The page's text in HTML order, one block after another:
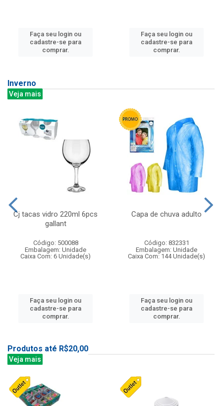
Faça seu login ou
cadastre-se para
comprar.
Faça seu login ou
cadastre-se para
comprar.
Inverno
Veja mais
Cj tacas vidro 220ml 6pcs
gallant
Código: 500088
Embalagem: Unidade
Caixa Com: 6 Unidade(s)
Faça seu login ou
cadastre-se para
comprar.
Capa de chuva adulto
Código: 832331
Embalagem: Unidade
Caixa Com: 144 Unidade(s)
Faça seu login ou
cadastre-se para
comprar.
Produtos até R$20,00
Veja mais